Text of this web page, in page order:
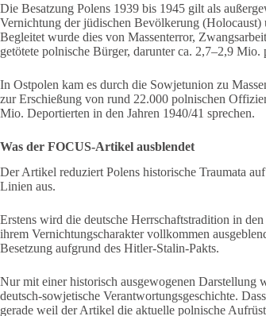
Die Besatzung Polens 1939 bis 1945 gilt als
Vernichtung der jüdischen Bevölkerung
Begleitet wurde dies von Massenterror,
getötete polnische Bürger, darunter ca. 2,7–2,9 Mio.
In Ostpolen kam es durch die Sowjetunion zu
zur Erschießung von rund 22.000 polnischen
Mio. Deportierten in den Jahren 1940/41 sprechen.
Was der FOCUS-Artikel ausblendet
Der Artikel reduziert Polens historische Traumata
Linien aus.
Erstens wird die deutsche Herrschaftstradition in
ihrem Vernichtungscharakter vollkommen
Besetzung aufgrund des Hitler-Stalin-Pakts.
Nur mit einer historisch ausgewogenen Darstellung
deutsch-sowjetische Verantwortungsgeschichte.
gerade weil der Artikel die aktuelle polnische